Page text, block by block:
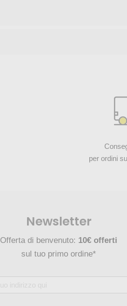
per ordini
Newsletter
Offerta di benvenuto: 10€ offerti
sul tuo primo ordine*